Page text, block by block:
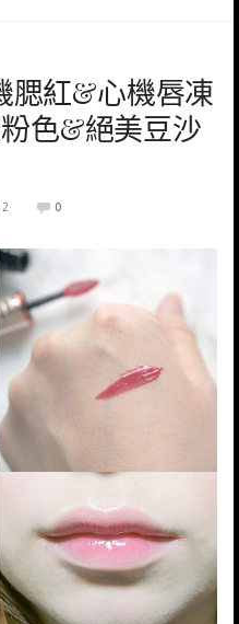
腮紅&心機唇凍
色&絕美豆沙
0